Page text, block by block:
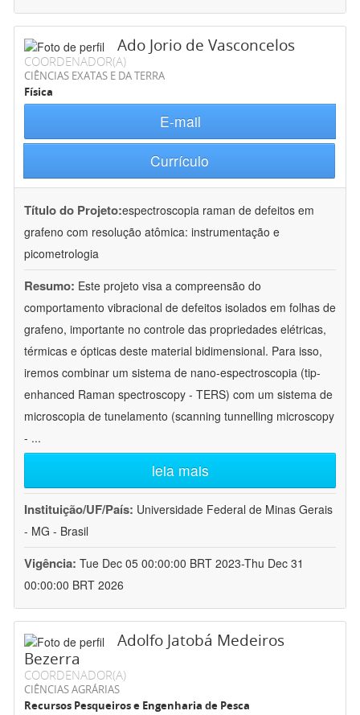
Ado Jorio de Vasconcelos
COORDENADOR(A)
CIÊNCIAS EXATAS E DA TERRA
Física
E-mail
Currículo
Título do Projeto:espectroscopia raman de defeitos em
grafeno com resolução atômica: instrumentação e
picometrologia
Resumo: Este projeto visa a compreensão do
comportamento vibracional de defeitos isolados em folhas de
grafeno, importante no controle das propriedades elétricas,
térmicas e ópticas deste material bidimensional. Para isso,
iremos combinar um sistema de nano-espectroscopia (tip-
enhanced Raman spectroscopy - TERS) com um sistema de
microscopia de tunelamento (scanning tunnelling microscopy
- ...
leia mais
Instituição/UF/País: Universidade Federal de Minas Gerais
- MG - Brasil
Vigência: Tue Dec 05 00:00:00 BRT 2023-Thu Dec 31
00:00:00 BRT 2026
Adolfo Jatobá Medeiros
Bezerra
COORDENADOR(A)
CIÊNCIAS AGRÁRIAS
Recursos Pesqueiros e Engenharia de Pesca